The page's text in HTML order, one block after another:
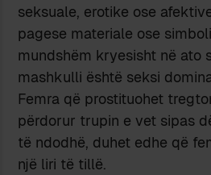
seksuale, erotike ose
pagese materiale ose
mundshëm kryesisht në ato
mashkulli është seksi
Femra që prostituohet
përdorur trupin e vet sipas
të ndodhë, duhet edhe që
një liri të tillë.